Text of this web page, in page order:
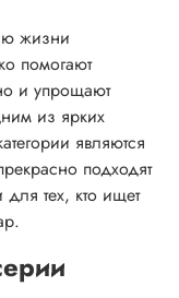
жизни
помогают
и упрощают
из ярких
являются
подходят
для тех, кто ищет